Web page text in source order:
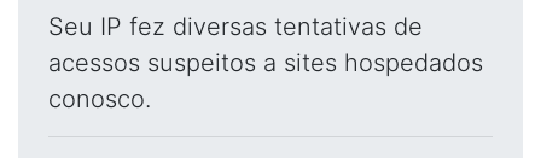
Seu IP fez diversas tentativas de
acessos suspeitos a sites hospedados
conosco.